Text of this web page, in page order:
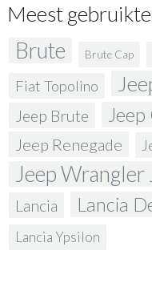
Meest
Brute Brute Cap
Fiat Topolino
Jeep Brute Jeep
Jeep Renegade
Jeep Wrangler
Lancia Lancia
Lancia Ypsilon